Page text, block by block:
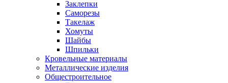
Заклепки
Саморезы
Такелаж
Хомуты
Шайбы
Шпильки
Кровельные материалы
Металлические изделия
Общестроительное